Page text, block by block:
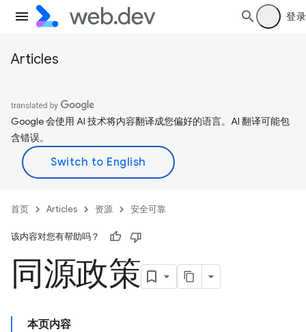
登录
Articles
Google 会使用 AI 技术将内容翻译成您偏好的语言。AI 翻译可能包
含错误。
首页 Articles 资源 安全可靠
该内容对您有帮助吗？
同源政策
本页内容